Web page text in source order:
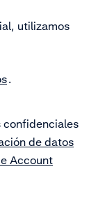
utilizamos
.
confidenciales
de datos
Account